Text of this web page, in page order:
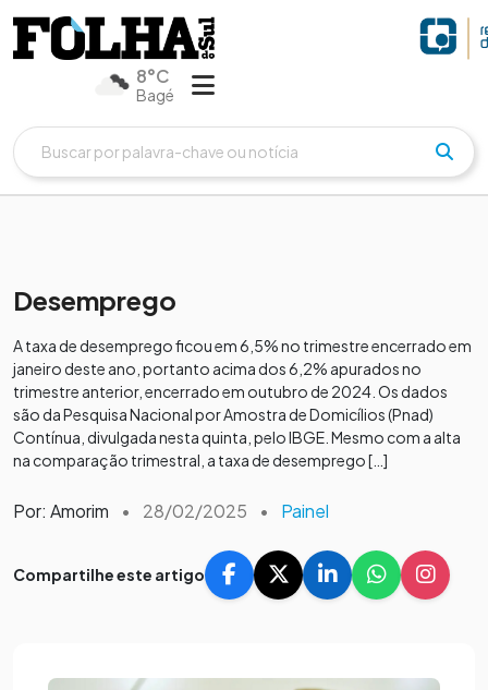
8°C
Bagé
Desemprego
A taxa de desemprego ficou em 6,5% no trimestre encerrado em
janeiro deste ano, portanto acima dos 6,2% apurados no
trimestre anterior, encerrado em outubro de 2024. Os dados
são da Pesquisa Nacional por Amostra de Domicílios (Pnad)
Contínua, divulgada nesta quinta, pelo IBGE. Mesmo com a alta
na comparação trimestral, a taxa de desemprego […]
Por: Amorim • 28/02/2025 • Painel
Compartilhe este artigo